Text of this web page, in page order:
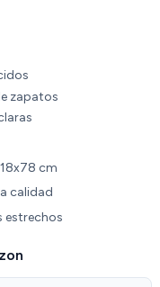
zapatos
cm
calidad
estrechos